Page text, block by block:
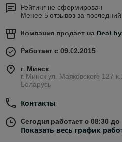
Рейтинг не сформирован
Менее 5 отзывов за последний
Компания продает на Deal.by
Работает с 09.02.2015
г. Минск
г. Минск ул. Маяковского 127
Беларусь
Контакты
Сегодня работает с 08:30 до
Показать весь график